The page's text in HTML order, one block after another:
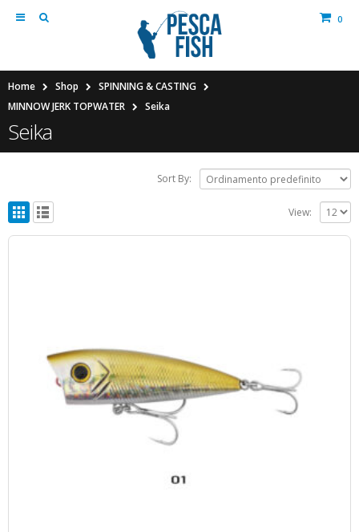
0
Home Shop
SPINNING & CASTING
MINNOW JERK TOPWATER
Seika
Seika
Sort By:
View: